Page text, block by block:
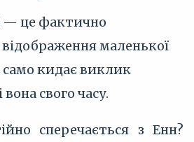
— це фактично
маленької
само кидає виклик
вона свого часу.
сперечається з Енн?